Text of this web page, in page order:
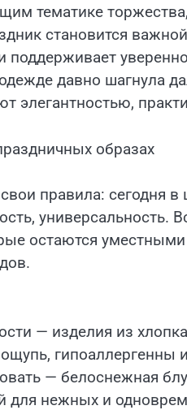
тематике
становится
поддерживает
одежде давно шагнула
элегантностью,
образах
правила: сегодня
остаются
— изделия из
— белоснежная
для нежных и